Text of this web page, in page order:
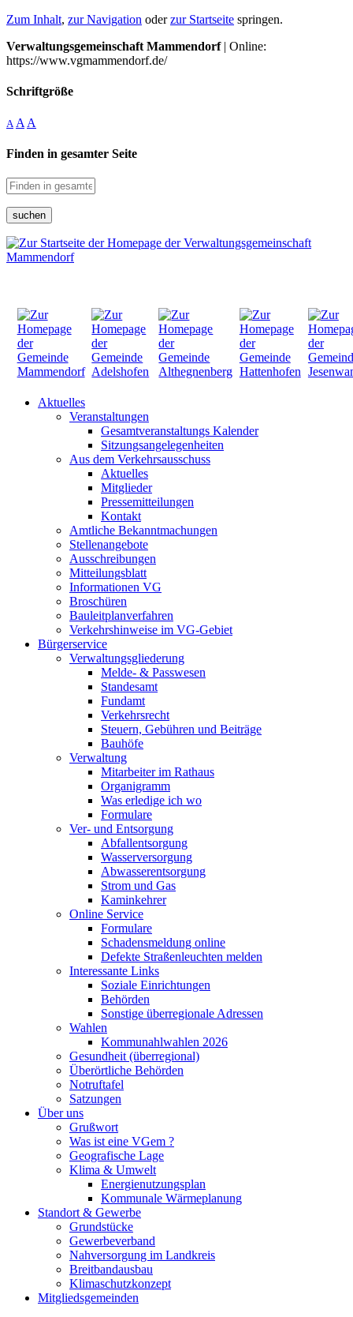
Zum Inhalt, zur Navigation oderzur Startseite springen.
Verwaltungsgemeinschaft Mammendorf| Online:
https://www.vgmammendorf.de/
Schriftgröße
A A A
Finden in gesamter Seite
suchen
Aktuelles
Veranstaltungen
Gesamtveranstaltungs Kalender
Sitzungsangelegenheiten
Aus dem Verkehrsausschuss
Aktuelles
Mitglieder
Pressemitteilungen
Kontakt
Amtliche Bekanntmachungen
Stellenangebote
Ausschreibungen
Mitteilungsblatt
Informationen VG
Broschüren
Bauleitplanverfahren
Verkehrshinweise im VG-Gebiet
Bürgerservice
Verwaltungsgliederung
Melde- & Passwesen
Standesamt
Fundamt
Verkehrsrecht
Steuern, Gebühren und Beiträge
Bauhöfe
Verwaltung
Mitarbeiter im Rathaus
Organigramm
Was erledige ich wo
Formulare
Ver- und Entsorgung
Abfallentsorgung
Wasserversorgung
Abwasserentsorgung
Strom und Gas
Kaminkehrer
Online Service
Formulare
Schadensmeldung online
Defekte Straßenleuchten melden
Interessante Links
Soziale Einrichtungen
Behörden
Sonstige überregionale Adressen
Wahlen
Kommunahlwahlen 2026
Gesundheit (überregional)
Überörtliche Behörden
Notruftafel
Satzungen
Über uns
Grußwort
Was ist eine VGem ?
Geografische Lage
Klima & Umwelt
Energienutzungsplan
Kommunale Wärmeplanung
Standort & Gewerbe
Grundstücke
Gewerbeverband
Nahversorgung im Landkreis
Breitbandausbau
Klimaschutzkonzept
Mitgliedsgemeinden